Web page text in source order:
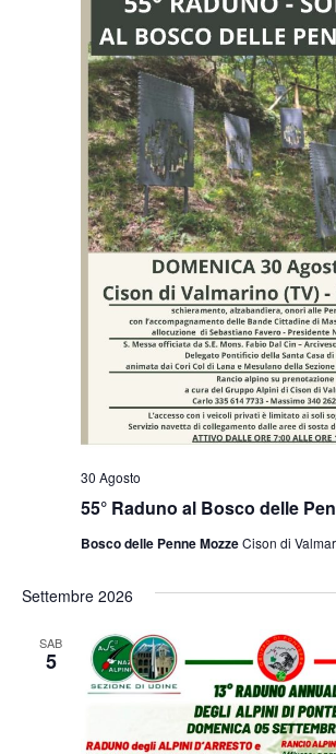
55° Raduno al Bosco delle
30 Agosto
Bosco delle Penne MozzeCison di
Settembre 2026
SAB
5